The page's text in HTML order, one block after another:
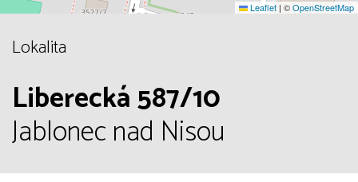
Leaflet | ©OpenStreetMap
Lokalita
Liberecká 587/10
Jablonec nad Nisou